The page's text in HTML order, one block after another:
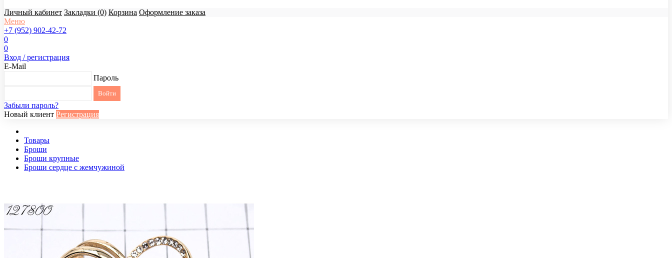
Личный кабинет Закладки (0) Корзина Оформление заказа
Меню
+7 (952) 902-42-72
0
0
Вход / регистрация
E-Mail
Пароль
Забыли пароль?
Новый клиент Регистрация
Товары
Броши
Броши крупные
Броши сердце с жемчужиной